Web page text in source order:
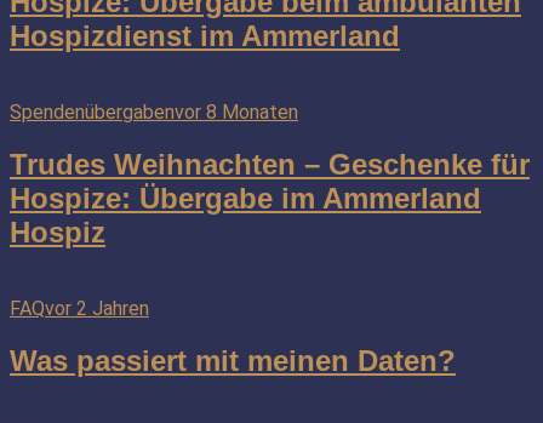
Hospizdienst im Ammerland
Spendenübergabenvor 8 Monaten
Trudes Weihnachten – Geschenke für
Hospize: Übergabe im Ammerland
Hospiz
FAQvor 2 Jahren
Was passiert mit meinen Daten?